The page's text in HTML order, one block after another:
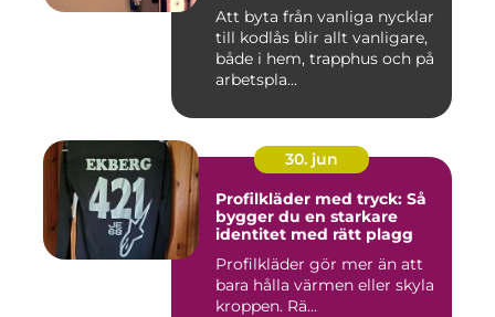
Att byta från vanliga nycklar
till kodlås blir allt vanligare,
både i hem, trapphus och på
arbetspla...
30. jun
Profilkläder med tryck: Så
bygger du en starkare
identitet med rätt plagg
Profilkläder gör mer än att
bara hålla värmen eller skyla
kroppen. Rä...